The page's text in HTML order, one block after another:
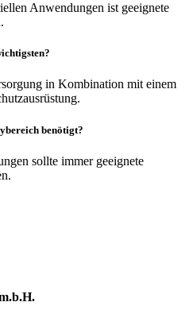
Anwendungen ist geeignete
in Kombination mit einem
benötigt?
sollte immer geeignete